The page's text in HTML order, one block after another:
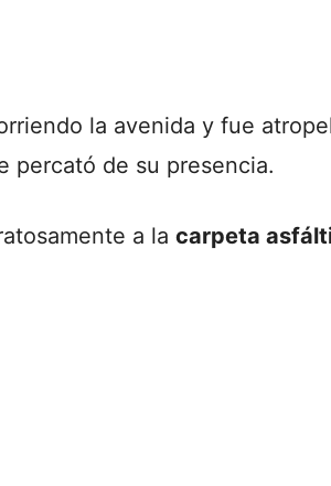
la avenida y fue
percató de su presencia.
a la carpeta